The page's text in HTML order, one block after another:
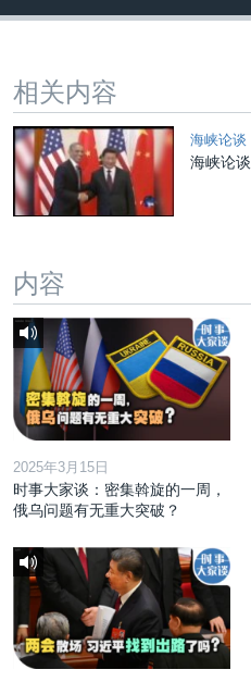
相关内容
海峡论谈
海峡论
内容
2025年3月15日
时事大家谈：密集斡旋的一周，
俄乌问题有无重大突破？